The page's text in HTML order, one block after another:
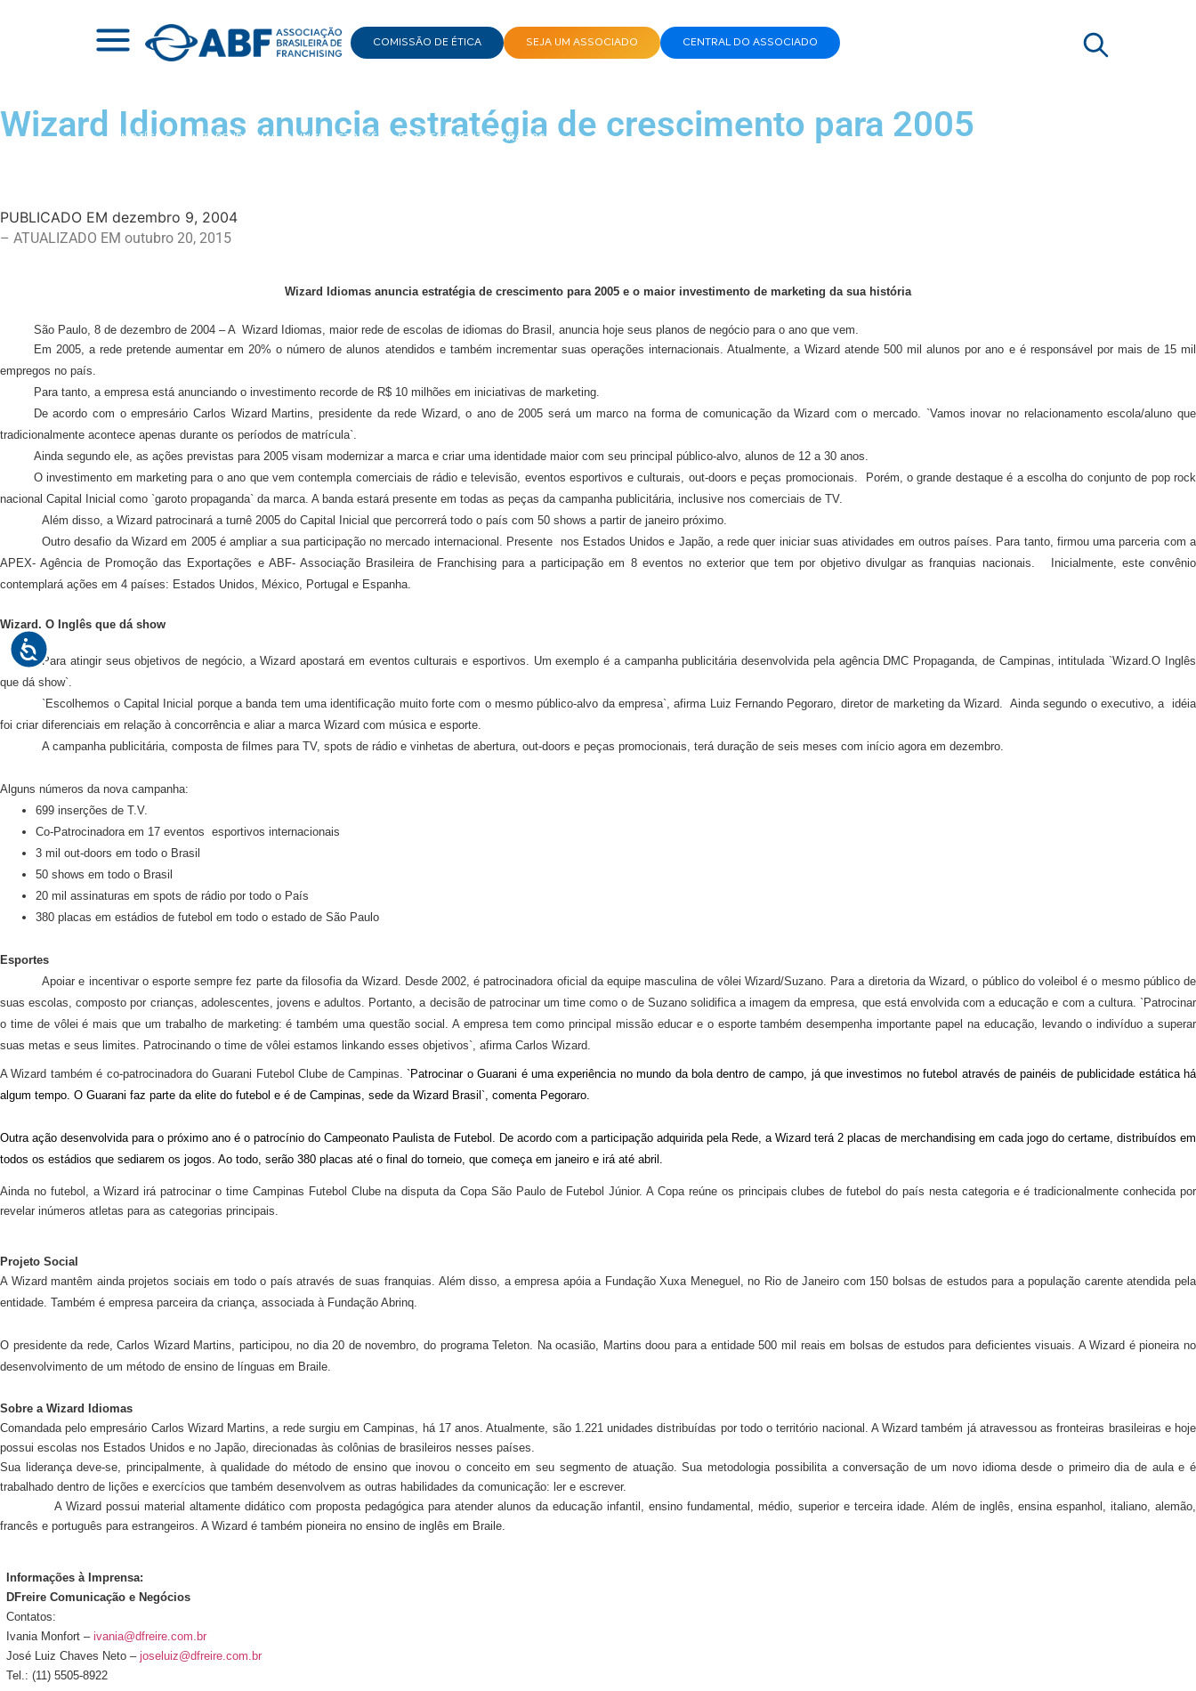
COMISSÃO DE ÉTICA SEJA UM ASSOCIADO CENTRAL DO ASSOCIADO
NOTÍCIAS| WIZARD IDIOMAS ANUNCIA ESTRATÉGIA DE CRESCIMENTO PARA 2005
Wizard Idiomas anuncia estratégia de crescimento para 2005
PUBLICADO EM dezembro 9, 2004
– ATUALIZADO EM outubro 20, 2015
Wizard Idiomas anuncia estratégia de crescimento para 2005 e o maior investimento de marketing da sua história
São Paulo, 8 de dezembro de 2004 – A Wizard Idiomas, maior rede de escolas de idiomas do Brasil, anuncia hoje seus planos de negócio para o ano que vem.
Em 2005, a rede pretende aumentar em 20% o número de alunos atendidos e também incrementar suas operações internacionais. Atualmente, a Wizard atende 500 mil alunos por ano e é responsável por mais de 15 mil
empregos no país.
Para tanto, a empresa está anunciando o investimento recorde de R$ 10 milhões em iniciativas de marketing.
De acordo com o empresário Carlos Wizard Martins, presidente da rede Wizard, o ano de 2005 será um marco na forma de comunicação da Wizard com o mercado. `Vamos inovar no relacionamento escola/aluno que
tradicionalmente acontece apenas durante os períodos de matrícula`.
Ainda segundo ele, as ações previstas para 2005 visam modernizar a marca e criar uma identidade maior com seu principal público-alvo, alunos de 12 a 30 anos.
O investimento em marketing para o ano que vem contempla comerciais de rádio e televisão, eventos esportivos e culturais, out-doors e peças promocionais.
Porém, o grande destaque é a escolha do conjunto de pop rock
nacional Capital Inicial como `garoto propaganda` da marca. A banda estará presente em todas as peças da campanha publicitária, inclusive nos comerciais de TV.
Além disso, a Wizard patrocinará a turnê 2005 do Capital Inicial que percorrerá todo o país com 50 shows a partir de janeiro próximo.
Outro desafio da Wizard em 2005 é ampliar a sua participação no mercado internacional. Presente nos Estados Unidos e Japão, a rede quer iniciar suas atividades em outros países. Para tanto, firmou uma parceria com a
APEX- Agência de Promoção das Exportações e ABF- Associação Brasileira de Franchising para a participação em 8 eventos no exterior que tem por objetivo divulgar as franquias nacionais.
Inicialmente, este convênio
contemplará ações em 4 países: Estados Unidos, México, Portugal e Espanha.
Wizard. O Inglês que dá show
Para atingir seus objetivos de negócio, a Wizard apostará em eventos culturais e esportivos. Um exemplo é a campanha publicitária desenvolvida pela agência DMC Propaganda, de Campinas, intitulada `Wizard.O Inglês
que dá show`.
`Escolhemos o Capital Inicial porque a banda tem uma identificação muito forte com o mesmo público-alvo da empresa`, afirma Luiz Fernando Pegoraro, diretor de marketing da Wizard. Ainda segundo o executivo, a idéia
foi criar diferenciais em relação à concorrência e aliar a marca Wizard com música e esporte.
A campanha publicitária, composta de filmes para TV, spots de rádio e vinhetas de abertura, out-doors e peças promocionais, terá duração de seis meses com início agora em dezembro.
Alguns números da nova campanha:
699 inserções de T.V.
Co-Patrocinadora em 17 eventos esportivos internacionais
3 mil out-doors em todo o Brasil
50 shows em todo o Brasil
20 mil assinaturas em spots de rádio por todo o País
380 placas em estádios de futebol em todo o estado de São Paulo
Esportes
Apoiar e incentivar o esporte sempre fez parte da filosofia da Wizard. Desde 2002,é patrocinadora oficial da equipe masculina de vôlei Wizard/Suzano. Para a diretoria da Wizard, o público do voleibol é o mesmo público de
suas escolas, composto por crianças, adolescentes, jovens e adultos. Portanto, a decisão de patrocinar um time como o de Suzano solidifica a imagem da empresa, que está envolvida com a educação e com a cultura. `Patrocinar
o time de vôlei é mais que um trabalho de marketing: é também uma questão social. A empresa tem como principal missão educar e o esporte também desempenha importante papel na educação, levando o indivíduo a superar
suas metas e seus limites. Patrocinando o time de vôlei estamos linkando esses objetivos`, afirma Carlos Wizard.
A Wizard também é co-patrocinadora do Guarani Futebol Clube de Campinas.`Patrocinar o Guarani é umaexperiência no mundo da bola dentro de campo, já que investimos no futebol através de painéis de publicidade estática há
algum tempo. O Guarani faz parte da elite do futebol e é de Campinas, sede da Wizard Brasil`, comenta Pegoraro.
Outra ação desenvolvida para o próximo ano é o patrocínio do Campeonato Paulista de Futebol. De acordo com a participação adquirida pela Rede, a Wizard terá 2 placas de merchandising em cada jogo do certame, distribuídos em
todos os estádios que sediarem os jogos. Ao todo, serão 380 placas até o final do torneio, que começa em janeiro e irá até abril.
Ainda no futebol, a Wizard irá patrocinar o time Campinas Futebol Clube na disputa da Copa São Paulo de Futebol Júnior. A Copa reúne os principais clubes de futebol do país nesta categoria e é tradicionalmente conhecida por
revelar inúmeros atletas para as categorias principais.
Projeto Social
A Wizard mantêm ainda projetos sociais em todo o país através de suas franquias. Além disso, a empresa apóia a Fundação Xuxa Meneguel, no Rio de Janeiro com 150 bolsas de estudos para a população carente atendida pela
entidade. Também é empresa parceira da criança, associada à Fundação Abrinq.
O presidente da rede, Carlos Wizard Martins, participou, no dia 20 de novembro, do programa Teleton. Na ocasião, Martins doou para a entidade 500 mil reais em bolsas de estudos para deficientes visuais. A Wizard é pioneira no
desenvolvimento de um método de ensino de línguas em Braile.
Sobre a Wizard Idiomas
Comandada pelo empresário Carlos Wizard Martins, a rede surgiu em Campinas, há 17 anos. Atualmente, são 1.221 unidades distribuídas por todo o território nacional. A Wizard também já atravessou as fronteiras brasileiras e hoje
possui escolas nos Estados Unidos e no Japão, direcionadas às colônias de brasileiros nesses países.
Sua liderança deve-se, principalmente, à qualidade do método de ensino que inovou o conceito em seu segmento de atuação. Sua metodologia possibilita a conversação de um novo idioma desde o primeiro dia de aula e é
trabalhado dentro de lições e exercícios que também desenvolvem as outras habilidades da comunicação: ler e escrever.
A Wizard possui material altamente didático com proposta pedagógica para atender alunos da educação infantil, ensino fundamental, médio, superior e terceira idade. Além de inglês, ensina espanhol, italiano, alemão,
francês e português para estrangeiros. A Wizard é também pioneira no ensino de inglês em Braile.
Informações à Imprensa:
DFreire Comunicação e Negócios
Contatos:
Ivania Monfort –ivania@dfreire.com.br
José Luiz Chaves Neto –joseluiz@dfreire.com.br
Tel.: (11) 5505-8922